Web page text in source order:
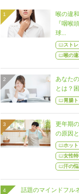
喉の違
『咽喉
球...
ストレ
喉の
あなた
とは？
胃腸
更年期
の原因
ホッ
女性
汗の
話題のマインドフル